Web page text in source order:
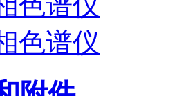
色谱仪